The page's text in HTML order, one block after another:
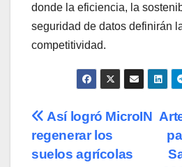
donde la eficiencia, la
seguridad de datos definirán
competitividad.
Navegación
de
Así logró MicroIN
regenerar los
suelos agrícolas